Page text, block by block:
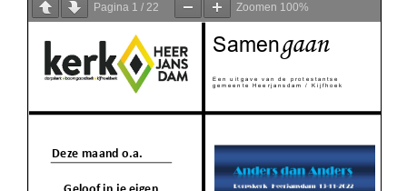
Pagina 1 / 22 Zoomen 100%